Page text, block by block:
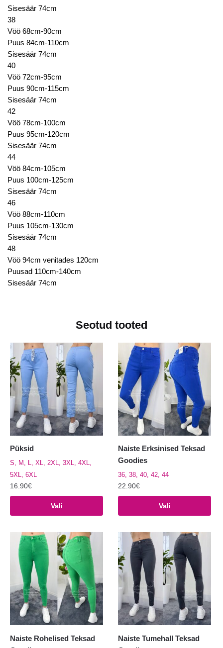
Sisesäär 74cm
38
Vöö 68cm-90cm
Puus 84cm-110cm
Sisesäär 74cm
40
Vöö 72cm-95cm
Puus 90cm-115cm
Sisesäär 74cm
42
Vöö 78cm-100cm
Puus 95cm-120cm
Sisesäär 74cm
44
Vöö 84cm-105cm
Puus 100cm-125cm
Sisesäär 74cm
46
Vöö 88cm-110cm
Puus 105cm-130cm
Sisesäär 74cm
48
Vöö 94cm venitades 120cm
Puusad 110cm-140cm
Sisesäär 74cm
Seotud tooted
Püksid
S, M, L, XL, 2XL, 3XL, 4XL,
5XL, 6XL
16.90€
Vali
tootel
mitu
varianti.
Valikuid
saab
teha
tootelehel.
Naiste Erksinised Teksad
Goodies
36, 38, 40, 42, 44
22.90€
Vali
tootel
mitu
varianti.
Valikuid
saab
teha
tootelehel.
Naiste Rohelised Teksad
Naiste Tumehall Teksad